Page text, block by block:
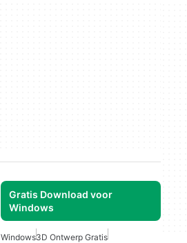
Gratis Download voor
Windows
Windows3D Ontwerp Gratis